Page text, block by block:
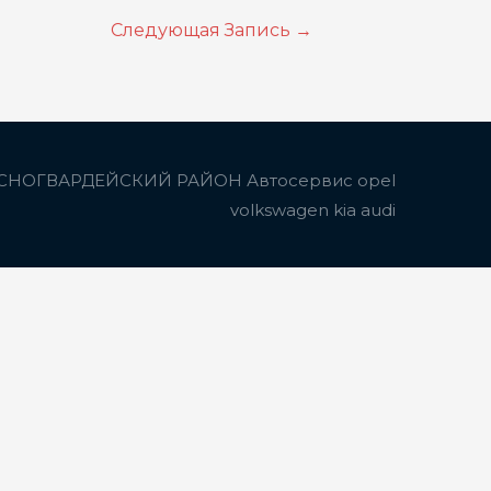
Следующая Запись →
РАЙОН Автосервис opel
volkswagen kia audi